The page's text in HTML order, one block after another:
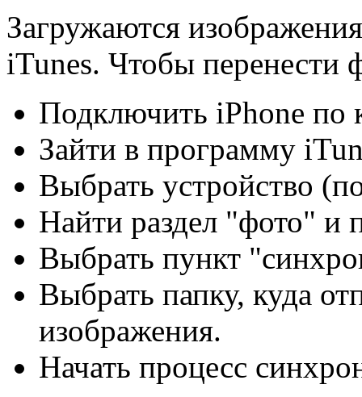
Загружаются
iTunes. Чтобы перенести
Подключить iPhone по
Зайти в программу
Выбрать устройство
Найти раздел "фото" и
Выбрать пункт
Выбрать папку, куда
изображения.
Начать процесс